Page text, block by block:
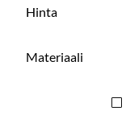
Hinta
Materiaali